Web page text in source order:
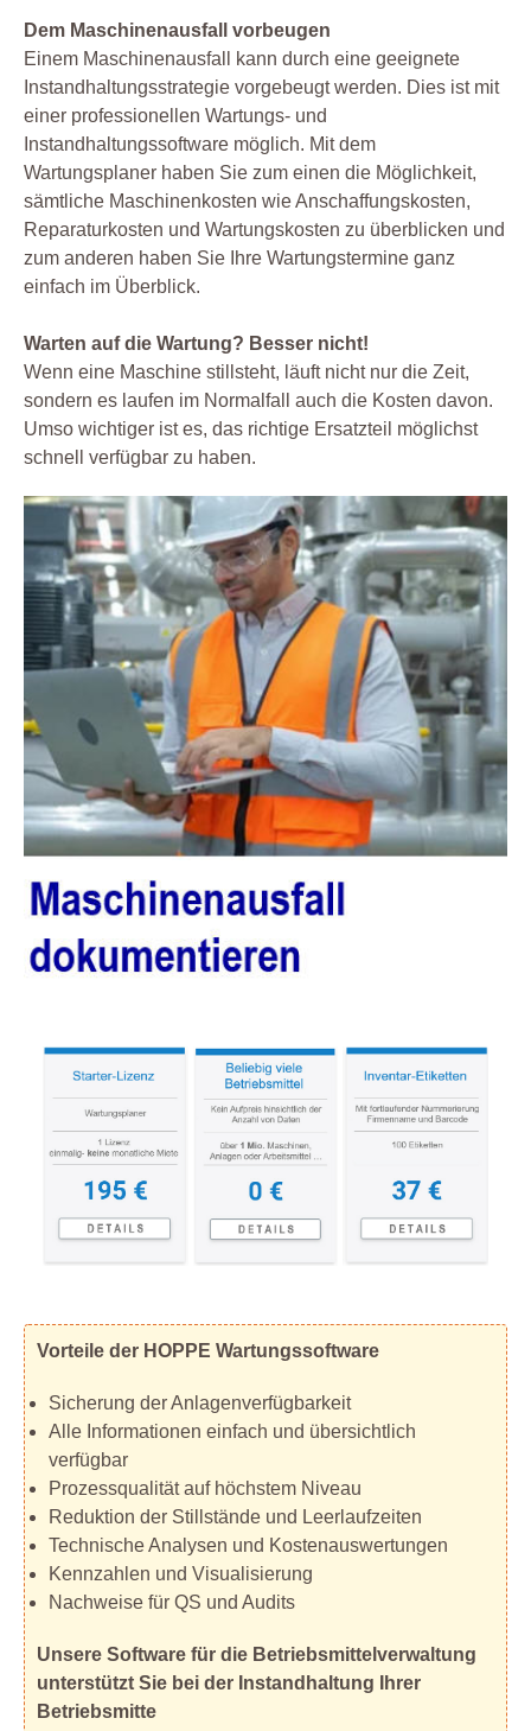
Dem Maschinenausfall vorbeugen
Einem Maschinenausfall kann durch eine geeignete
Instandhaltungsstrategie vorgebeugt werden. Dies ist mit
einer professionellen Wartungs- und
Instandhaltungssoftware möglich. Mit dem
Wartungsplaner haben Sie zum einen die Möglichkeit,
sämtliche Maschinenkosten wie Anschaffungskosten,
Reparaturkosten und Wartungskosten zu überblicken und
zum anderen haben Sie Ihre Wartungstermine ganz
einfach im Überblick.
Warten auf die Wartung? Besser nicht!
Wenn eine Maschine stillsteht, läuft nicht nur die Zeit,
sondern es laufen im Normalfall auch die Kosten davon.
Umso wichtiger ist es, das richtige Ersatzteil möglichst
schnell verfügbar zu haben.
Vorteile der HOPPE Wartungssoftware
Sicherung der Anlagenverfügbarkeit
Alle Informationen einfach und übersichtlich
verfügbar
Prozessqualität auf höchstem Niveau
Reduktion der Stillstände und Leerlaufzeiten
Technische Analysen und Kostenauswertungen
Kennzahlen und Visualisierung
Nachweise für QS und Audits
Unsere Software für die Betriebsmittelverwaltung
unterstützt Sie bei der Instandhaltung Ihrer
Betriebsmitte